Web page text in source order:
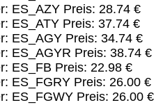
ES_AZY Preis: 28.74 €
ES_ATY Preis: 37.74 €
ES_AGY Preis: 34.74 €
ES_AGYR Preis: 38.74 €
ES_FB Preis: 22.98 €
ES_FGRY Preis: 26.00 €
ES_FGWY Preis: 26.00 €